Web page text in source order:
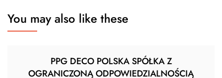
You may also like these
PPG DECO POLSKA SPÓŁKA Z
OGRANICZONĄ ODPOWIEDZIALNOŚCIĄ